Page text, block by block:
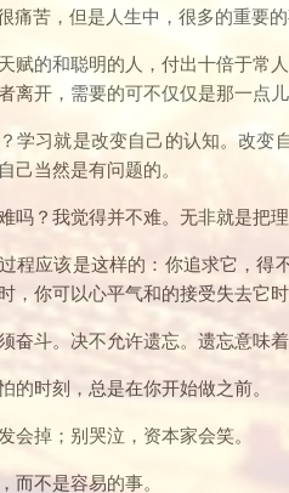
痛苦，但是人生中，很多的重要
赋的和聪明的人，付出十倍于常
离开，需要的可不仅仅是那一点儿
学习就是改变自己的认知。改变
己当然是有问题的。
吗？我觉得并不难。无非就是把
程应该是这样的：你追求它，得
，你可以心平气和的接受失去它
奋斗。决不允许遗忘。遗忘意味着
的时刻，总是在你开始做之前。
会掉；别哭泣，资本家会笑。
而不是容易的事。